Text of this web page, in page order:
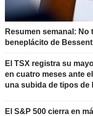
Resumen semanal: No
beneplácito de Bessent
El TSX registra su
en cuatro meses ante
una subida de tipos de
El S&P 500 cierra en